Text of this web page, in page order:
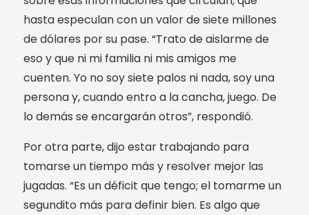
hasta especulan con un valor de siete millones
de dólares por su pase. “Trato de aislarme de
eso y que ni mi familia ni mis amigos me
cuenten. Yo no soy siete palos ni nada, soy una
persona y, cuando entro a la cancha, juego. De
lo demás se encargarán otros”, respondió.
Por otra parte, dijo estar trabajando para
tomarse un tiempo más y resolver mejor las
jugadas. “Es un déficit que tengo; el tomarme un
segundito más para definir bien. Es algo que